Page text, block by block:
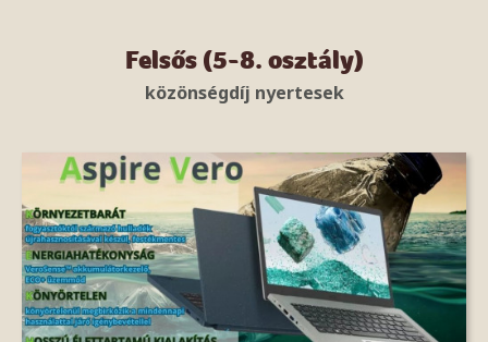
Felsős (5-8. osztály)
közönségdíj nyertesek